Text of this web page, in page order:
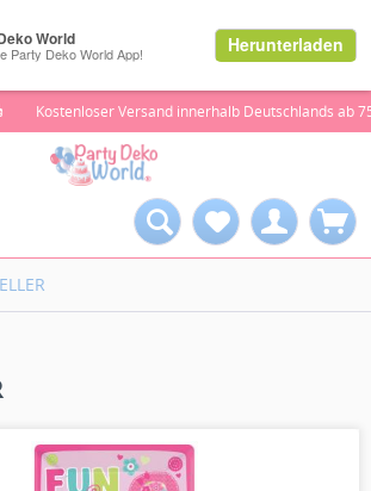
Kostenloser Versand innerhalb Deutschlands ab